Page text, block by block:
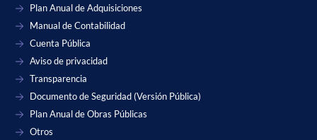
Plan Anual de Adquisiciones
Manual de Contabilidad
Cuenta Pública
Aviso de privacidad
Transparencia
Documento de Seguridad (Versión Pública)
Plan Anual de Obras Públicas
Otros